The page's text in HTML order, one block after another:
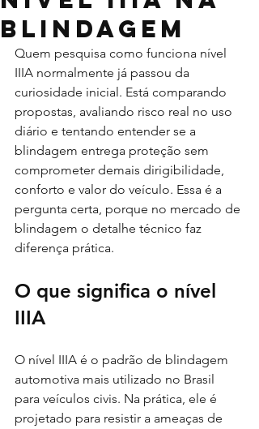
blindagem
Quem pesquisa como funciona nível
IIIA normalmente já passou da
curiosidade inicial. Está comparando
propostas, avaliando risco real no uso
diário e tentando entender se a
blindagem entrega proteção sem
comprometer demais dirigibilidade,
conforto e valor do veículo. Essa é a
pergunta certa, porque no mercado de
blindagem o detalhe técnico faz
diferença prática.
O que significa o nível
IIIA
O nível IIIA é o padrão de blindagem
automotiva mais utilizado no Brasil
para veículos civis. Na prática, ele é
projetado para resistir a ameaças de